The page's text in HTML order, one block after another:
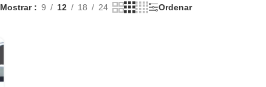
Mostrar 9 12 18 24 Ordenar